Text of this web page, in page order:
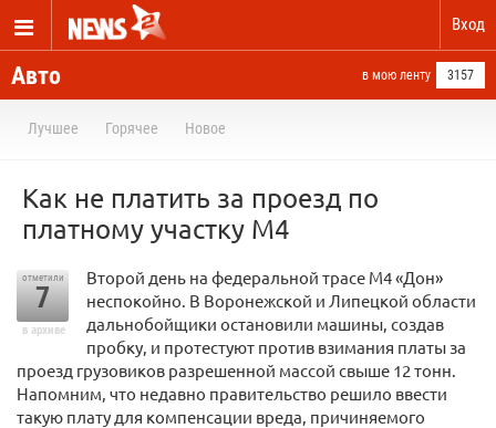
Вход
Авто в мою ленту 3157
Лучшее Горячее Новое
Как не платить за проезд по
платному участку М4
отметили
7
в архиве
Второй день на федеральной трасе М4 «Дон»
неспокойно. В Воронежской и Липецкой области
дальнобойщики остановили машины, создав
пробку, и протестуют против взимания платы за
проезд грузовиков разрешенной массой свыше 12 тонн.
Напомним, что недавно правительство решило ввести
такую плату для компенсации вреда, причиняемого